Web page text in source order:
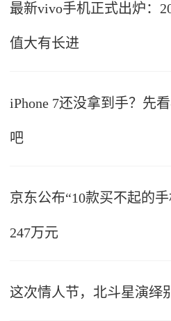
最新vivo手机正式出炉：
值大有长进
iPhone 7还没拿到手？先
吧
京东公布“10款买不起的
247万元
这次情人节，北斗星演绎